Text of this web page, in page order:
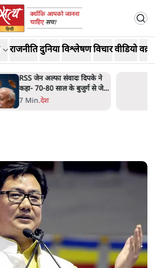
राजनीतिदुनियाविश्लेषणविचारवीडियो
'गूंगी गुड़िया' वाले तंज पर एनसीपी
ने कांग्रेस से पूछा- क्या आप इंदिरा
गांधी का अपमान सही मानते हैं?
5 Min